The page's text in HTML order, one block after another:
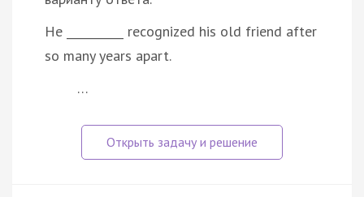
He __________ recognized his old friend after
so many years apart.
…